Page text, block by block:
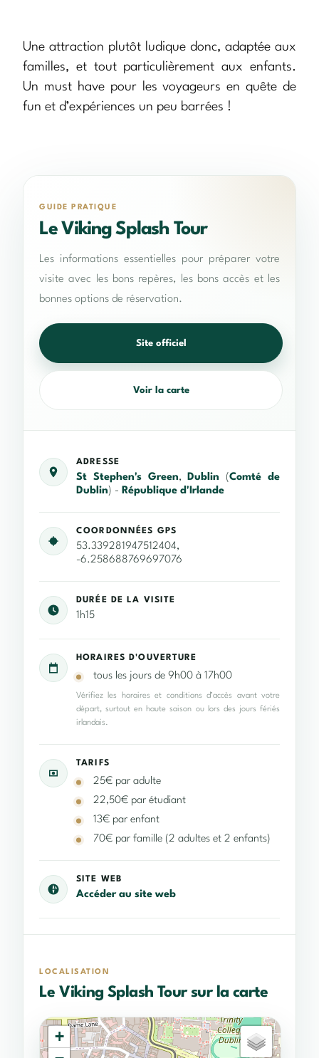
Une attraction plutôt ludique donc, adaptée aux
familles, et tout particulièrement aux enfants.
Un must have pour les voyageurs en quête de
fun et d’expériences un peu barrées !
GUIDE PRATIQUE
Le Viking Splash Tour
Les informations essentielles pour préparer votre
visite avec les bons repères, les bons accès et les
bonnes options de réservation.
Site officiel
Voir la carte
ADRESSE
St Stephen's Green,Dublin (Comté de
Dublin) - République d'Irlande
COORDONNÉES GPS
53.339281947512404,
-6.258688769697076
DURÉE DE LA VISITE
1h15
HORAIRES D'OUVERTURE
tous les jours de 9h00 à 17h00
Vérifiez les horaires et conditions d’accès avant votre
départ, surtout en haute saison ou lors des jours fériés
irlandais.
TARIFS
25€ par adulte
22,50€ par étudiant
13€ par enfant
70€ par famille (2 adultes et 2 enfants)
SITE WEB
Accéder au site web
LOCALISATION
Le Viking Splash Tour sur la carte
+